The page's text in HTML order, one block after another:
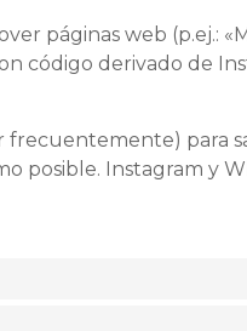
páginas web (p.ej.:
código derivado de
para
posible. Instagram y